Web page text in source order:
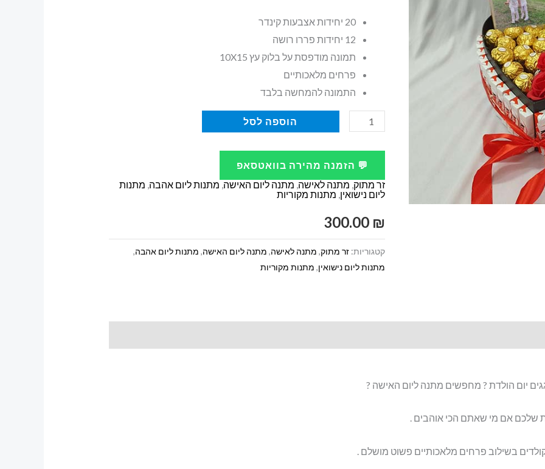
20 יחידות אצבעות קינדר
12 יחידות פררו רושה
תמונה מודפסת על בלוק עץ 10X15
פרחים מלאכותיים
התמונה להמחשה בלבד
כמות
מארז
מרגש
תמונה
הוספה לסל
💬 הזמנה מהירה בוואטסאפ
זר מתוק, מתנה לאישה, מתנה ליום האישה, מתנות ליום אהבה, מתנות
ליום נישואין, מתנות מקוריות
300.00 ₪
קטגוריות:זר מתוק, מתנה לאישה, מתנה ליום האישה, מתנות ליום אהבה,
מתנות ליום נישואין, מתנות מקוריות
יום הולדת ? מחפשים מתנה ליום האישה ?
שלכם אם מי שאתם הכי אוהבים .
בשילוב פרחים מלאכותיים פשוט מושלם .